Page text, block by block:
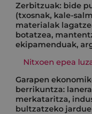
Zerbitzuak: bide
(txosnak, kale-
materialak
botatzea,
ekipamenduak,
Nitxoen epea
Garapen
berrikuntza:
merkataritza,
bultzatzeko